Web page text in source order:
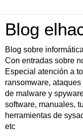
Blog
Blog sobre
Con entradas sobre
Especial atención a
ransomware,
de malware y
software, manuales,
herramientas de
etc